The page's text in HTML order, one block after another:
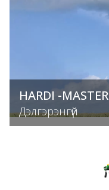
HARDI -MASTER
Дэлгэрэнгүй